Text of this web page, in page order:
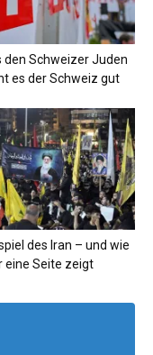
den Schweizer Juden
es der Schweiz gut
des Iran – und wie
eine Seite zeigt